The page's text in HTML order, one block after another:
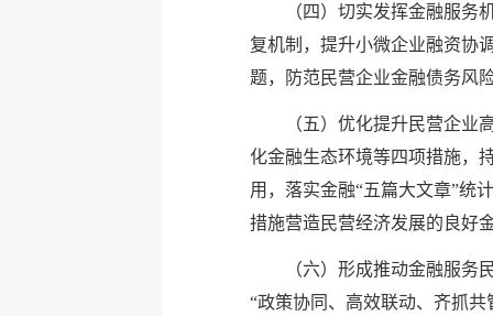
（四）切实发挥金融服
复机制，提升小微企业融资协
题，防范民营企业金融债务风
（五）优化提升民营企
化金融生态环境等四项措施，
用，落实金融“五篇大文章”统
措施营造民营经济发展的良好
（六）形成推动金融服
“政策协同、高效联动、齐抓